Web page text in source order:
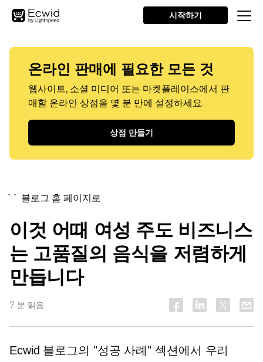
시작하기
온라인 판매에 필요한 모든 것
웹사이트, 소셜 미디어 또는 마켓플레이스에서 판
매할 온라인 상점을 몇 분 만에 설정하세요.
상점 만들기
`` 블로그 홈 페이지로
이것 어때 여성 주도 비즈니스
는 고품질의 음식을 저렴하게
만듭니다
7 분 읽음
Ecwid 블로그의 "성공 사례" 섹션에서 우리